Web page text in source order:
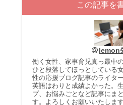
この記事を
lemon
働く女性、家事育児真っ最中
ひと段落してほっとしている
性の応援ブログ記事のライタ
英語はわりと成績よかった。
プ、お悩みごとなど記事にま
す。よろしくお願いいたします